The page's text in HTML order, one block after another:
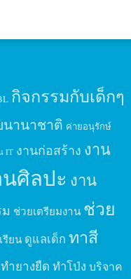
กิจกรรมกับเด็กๆ
นานาชาติ ค่ายอนุรักษ์
IT งานก่อสร้าง งาน
นศิลปะ งาน
ช่วยเตรียมงาน ช่วย
รียน ดูแลเด็ก ทาสี
ทำยางยืด ทำโป่ง บริจาค